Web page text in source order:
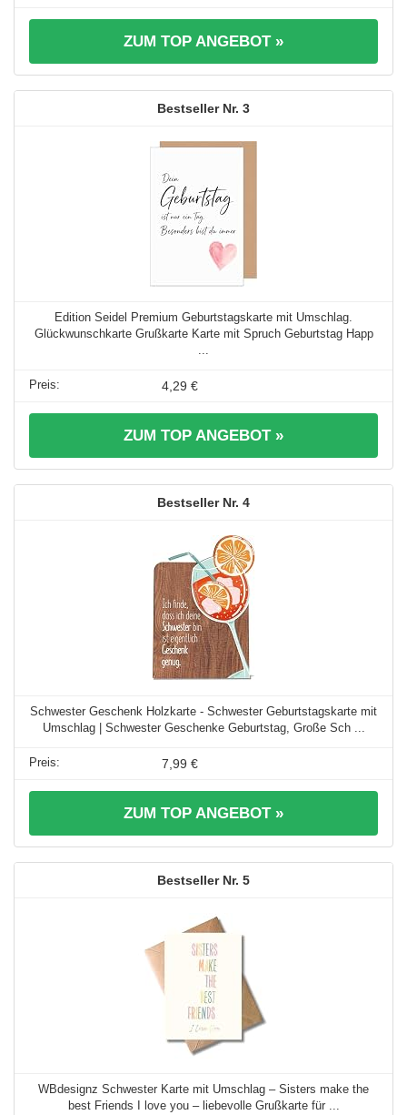
ZUM TOP ANGEBOT »
3
Edition Seidel Premium Geburtstagskarte mit Umschlag.
Glückwunschkarte Grußkarte Karte mit Spruch Geburtstag Happ
4,29 €
ZUM TOP ANGEBOT »
4
Schwester Geschenk Holzkarte - Schwester Geburtstagskarte mit
Umschlag | Schwester Geschenke Geburtstag, Große Sch ...
7,99 €
ZUM TOP ANGEBOT »
5
WBdesignz Schwester Karte mit Umschlag – Sisters make the
best Friends I love you – liebevolle Grußkarte für ...